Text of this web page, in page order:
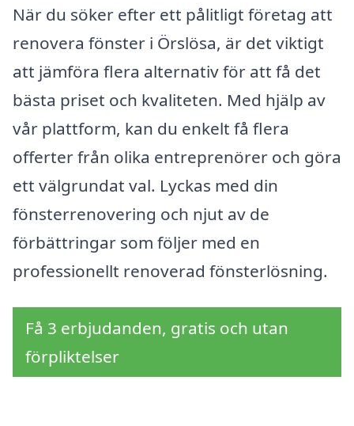
När du söker efter ett pålitligt företag att
renovera fönster i Örslösa, är det viktigt
att jämföra flera alternativ för att få det
bästa priset och kvaliteten. Med hjälp av
vår plattform, kan du enkelt få flera
offerter från olika entreprenörer och göra
ett välgrundat val. Lyckas med din
fönsterrenovering och njut av de
förbättringar som följer med en
professionellt renoverad fönsterlösning.
Få 3 erbjudanden, gratis och utan
förpliktelser